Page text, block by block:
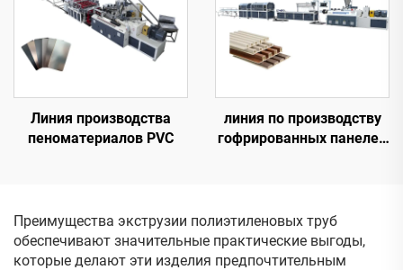
Линия производства
пеноматериалов PVC
линия по производству
гофрированных панелей
Преимущества экструзии полиэтиленовых труб
обеспечивают значительные практические выгоды,
которые делают эти изделия предпочтительным